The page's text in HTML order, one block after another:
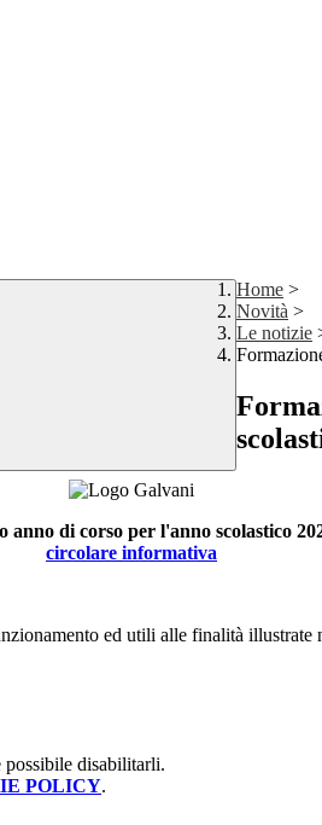
Home >
Novità >
Le notizie
anno di corso per l'anno scolastico
circolare informativa
ed utili alle finalità illustrate
possibile disabilitarli.
POLICY.